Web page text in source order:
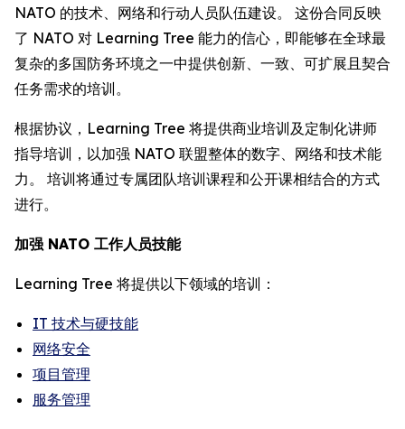
NATO 的技术、网络和行动人员队伍建设。 这份合同反映
了 NATO 对 Learning Tree 能力的信心，即能够在全球最
复杂的多国防务环境之一中提供创新、一致、可扩展且契合
任务需求的培训。
根据协议，Learning Tree 将提供商业培训及定制化讲师
指导培训，以加强 NATO 联盟整体的数字、网络和技术能
力。 培训将通过专属团队培训课程和公开课相结合的方式
进行。
加强 NATO 工作人员技能
Learning Tree 将提供以下领域的培训：
IT 技术与硬技能
网络安全
项目管理
服务管理